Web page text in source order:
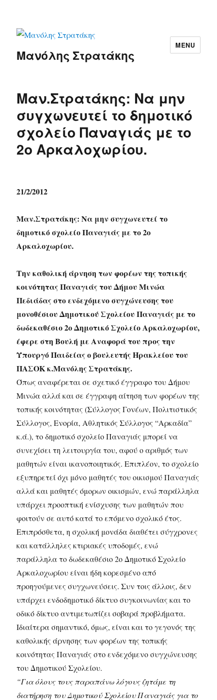
Μανόλης Στρατάκης
MENU
Μαν.Στρατάκης: Να μην
συγχωνευτεί το δημοτικό
σχολείο Παναγιάς με το
2ο Αρκαλοχωρίου.
21/2/2012
Μαν.Στρατάκης: Να μην συγχωνευτεί το
δημοτικό σχολείο Παναγιάς με το 2ο
Αρκαλοχωρίου.
Την καθολική άρνηση των φορέων της τοπικής
κοινότητας Παναγιάς του Δήμου Μινώα
Πεδιάδας στο ενδεχόμενο συγχώνευσης του
μονοθέσιου Δημοτικού Σχολείου Παναγιάς με το
δωδεκαθέσιο 2ο Δημοτικό Σχολείο Αρκαλοχωρίου,
έφερε στη Βουλή με Αναφορά του προς την
Υπουργό Παιδείας ο βουλευτής Ηρακλείου του
ΠΑΣΟΚ κ.Μανόλης Στρατάκης.
Όπως αναφέρεται σε σχετικό έγγραφο του Δήμου
Μινώα αλλά και σε έγγραφη αίτηση των φορέων της
τοπικής κοινότητας (Σύλλογος Γονέων, Πολιτιστικός
Σύλλογος, Ενορία, Αθλητικός Σύλλογος “Αρκαδία”
κ.ά.), το δημοτικό σχολείο Παναγιάς μπορεί να
συνεχίσει τη λειτουργία του, αφού ο αριθμός των
μαθητών είναι ικανοποιητικός. Επιπλέον, το σχολείο
εξυπηρετεί όχι μόνο μαθητές του οικισμού Παναγιάς
αλλά και μαθητές όμορων οικισμών, ενώ παράλληλα
υπάρχει προοπτική ενίσχυσης των μαθητών που
φοιτούν σε αυτό κατά το επόμενο σχολικό έτος.
Επιπρόσθετα, η σχολική μονάδα διαθέτει σύγχρονες
και κατάλληλες κτιριακές υποδομές, ενώ
παράλληλα το δωδεκαθέσιο 2ο Δημοτικό Σχολείο
Αρκαλοχωρίου είναι ήδη κορεσμένο από
προηγούμενες συγχωνεύσεις. Συν τοις άλλοις, δεν
υπάρχει ενδοδημοτικό δίκτυο συγκοινωνίας και το
οδικό δίκτυο αντιμετωπίζει σοβαρά προβλήματα.
Ιδιαίτερα σημαντικό, όμως, είναι και το γεγονός της
καθολικής άρνησης των φορέων της τοπικής
κοινότητας Παναγιάς στο ενδεχόμενο συγχώνευσης
του Δημοτικού Σχολείου.
“Για όλους τους παραπάνω λόγους ζητάμε τη
διατήρηση του Δημοτικού Σχολείου Παναγιάς για το